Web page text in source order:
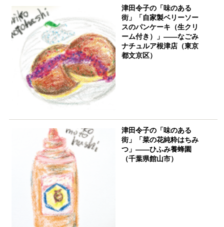
津田令子の「味のある
街」「自家製ベリーソー
スのパンケーキ（生クリ
ーム付き）」――なごみ
ナチュルア根津店（東京
都文京区）
津田令子の「味のある
街」「菜の花純粋はちみ
つ」――ひふみ養蜂園
（千葉県館山市）